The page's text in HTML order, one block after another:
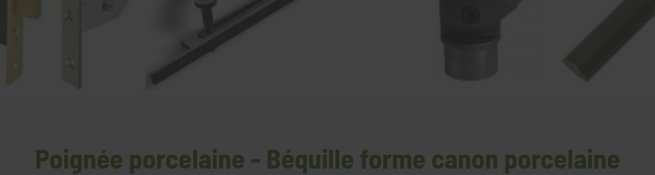
Poignée porcelaine - Béquille forme canon porcelaine